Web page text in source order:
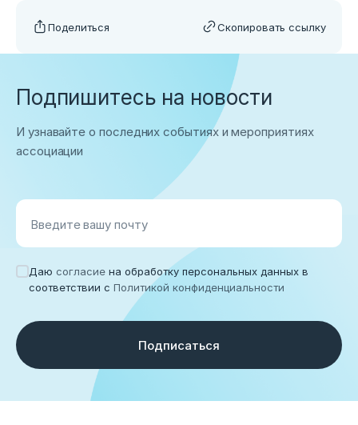
Поделиться Скопировать ссылку
Подпишитесь на новости
И узнавайте о последних событиях и мероприятиях
ассоциации
Введите вашу почту
Даю согласие на обработку персональных данных в
соответствии с Политикой конфиденциальности
Подписаться